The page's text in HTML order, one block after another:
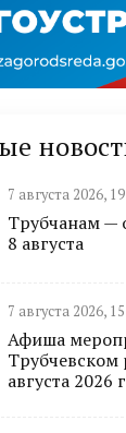
7 августа 2026,
Трубчанам —
8 августа
7 августа 2026,
Афиша
Трубчевском
августа 2026